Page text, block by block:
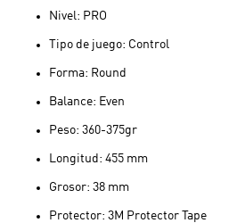
Nivel: PRO
Tipo de juego: Control
Forma: Round
Balance: Even
Peso: 360-375gr
Longitud: 455 mm
Grosor: 38 mm
Protector: 3M Protector Tape